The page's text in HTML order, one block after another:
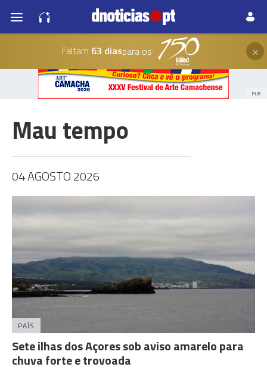
Faltam 63 diaspara os ×
PUB
Mau tempo
04 AGOSTO 2026
PAÍS
Sete ilhas dos Açores sob aviso amarelo para
chuva forte e trovoada